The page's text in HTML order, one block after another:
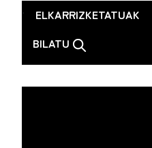
. ELKARRIZKETATUAK
BILATU